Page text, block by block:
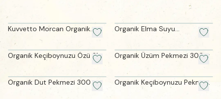
Kuvvetto Morcan Organik
Baobab Özlü Mor
Meyveli Karışım (220 gram)
Organik Elma Suyu
Organik Keçiboynuzu Özü 315
Organik Üzüm Pekmezi 300 g
Organik Dut Pekmezi 300 g
Organik Keçiboynuzu Pekmezi